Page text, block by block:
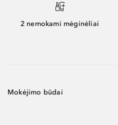
2 nemokami mėginėliai
Mokėjimo būdai